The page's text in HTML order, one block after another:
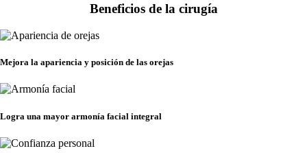
Beneficios de la cirugía
Mejora la apariencia y posición de las orejas
Logra una mayor armonía facial integral